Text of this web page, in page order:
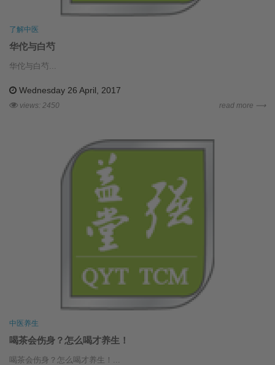
了解中医
华佗与白芍
华佗与白芍...
Wednesday 26 April, 2017
views: 2450 read more ⟶
中医养生
喝茶会伤身？怎么喝才养生！
喝茶会伤身？怎么喝才养生！...